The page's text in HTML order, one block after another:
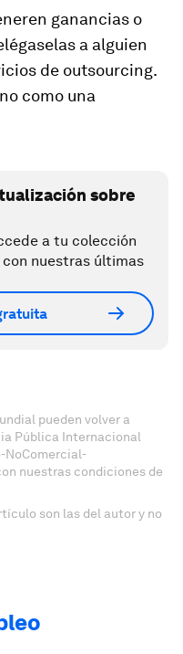
ganancias o
a alguien
de outsourcing.
como una
sobre
a tu colección
nuestras últimas
pueden volver a
Pública Internacional
NoComercial-
nuestras condiciones de
son las del autor y no